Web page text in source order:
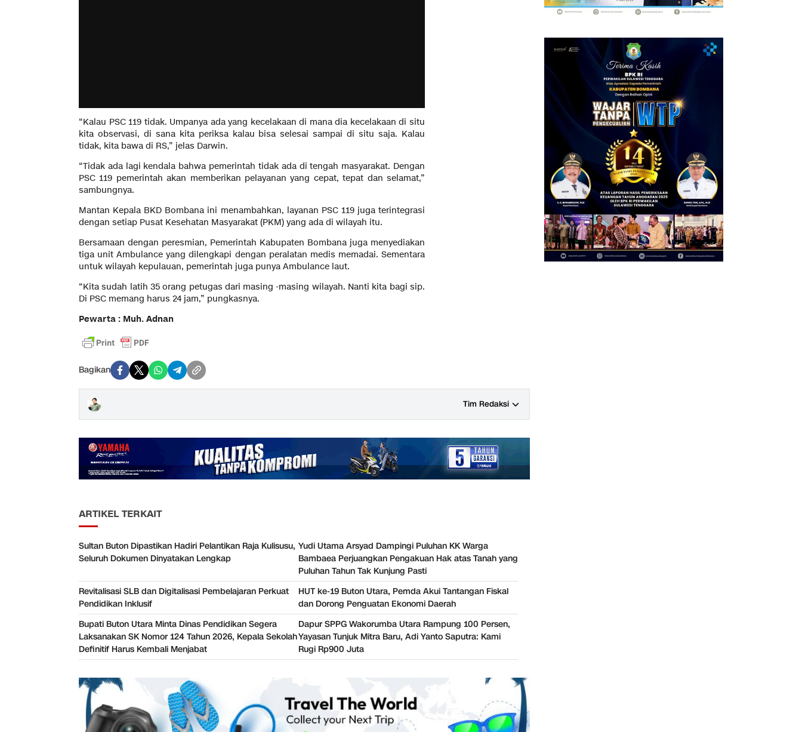
“Kalau PSC 119 tidak. Umpanya ada yang kecelakaan di mana dia kecelakaan di situ
kita observasi, di sana kita periksa kalau bisa selesai sampai di situ saja. Kalau
tidak, kita bawa di RS,” jelas Darwin.
“Tidak ada lagi kendala bahwa pemerintah tidak ada di tengah masyarakat. Dengan
PSC 119 pemerintah akan memberikan pelayanan yang cepat, tepat dan selamat,”
sambungnya.
Mantan Kepala BKD Bombana ini menambahkan, layanan PSC 119 juga terintegrasi
dengan setiap Pusat Kesehatan Masyarakat (PKM) yang ada di wilayah itu.
Bersamaan dengan peresmian, Pemerintah Kabupaten Bombana juga menyediakan
tiga unit Ambulance yang dilengkapi dengan peralatan medis memadai. Sementara
untuk wilayah kepulauan, pemerintah juga punya Ambulance laut.
“Kita sudah latih 35 orang petugas dari masing -masing wilayah. Nanti kita bagi sip.
Di PSC memang harus 24 jam,” pungkasnya.
Pewarta : Muh. Adnan
Bagikan
Tim Redaksi
ARTIKEL TERKAIT
Sultan Buton Dipastikan Hadiri Pelantikan Raja Kulisusu,
Seluruh Dokumen Dinyatakan Lengkap
Yudi Utama Arsyad Dampingi Puluhan KK Warga
Bambaea Perjuangkan Pengakuan Hak atas Tanah yang
Puluhan Tahun Tak Kunjung Pasti
Revitalisasi SLB dan Digitalisasi Pembelajaran Perkuat
Pendidikan Inklusif
HUT ke-19 Buton Utara, Pemda Akui Tantangan Fiskal
dan Dorong Penguatan Ekonomi Daerah
Bupati Buton Utara Minta Dinas Pendidikan Segera
Laksanakan SK Nomor 124 Tahun 2026, Kepala Sekolah
Definitif Harus Kembali Menjabat
Dapur SPPG Wakorumba Utara Rampung 100 Persen,
Yayasan Tunjuk Mitra Baru, Adi Yanto Saputra: Kami
Rugi Rp900 Juta